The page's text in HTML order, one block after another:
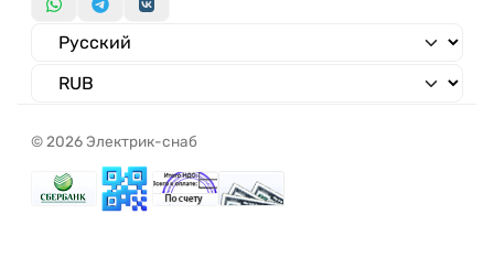
© 2026 Электрик-снаб